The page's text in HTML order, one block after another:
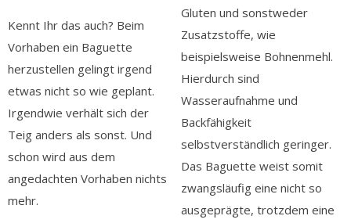
Kennt Ihr das auch? Beim
Vorhaben ein Baguette
herzustellen gelingt irgend
etwas nicht so wie geplant.
Irgendwie verhält sich der
Teig anders als sonst. Und
schon wird aus dem
angedachten Vorhaben nichts
mehr.
Gluten und sonstweder
Zusatzstoffe, wie
beispielsweise Bohnenmehl.
Hierdurch sind
Wasseraufnahme und
Backfähigkeit
selbstverständlich geringer.
Das Baguette weist somit
zwangsläufig eine nicht so
ausgeprägte, trotzdem eine